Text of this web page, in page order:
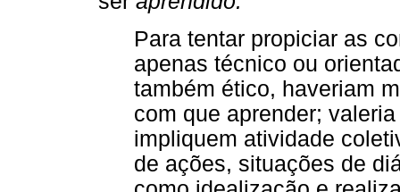
Para tentar propiciar as
apenas técnico ou
também ético, haveriam
com que aprender;
impliquem atividade
de ações, situações de